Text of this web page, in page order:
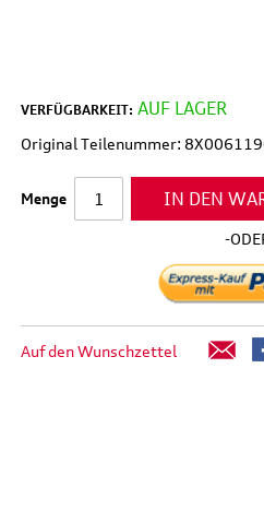
VERFÜGBARKEIT: AUF LAGER
Original Teilenummer:
Menge IN DEN
-
Auf den Wunschzettel